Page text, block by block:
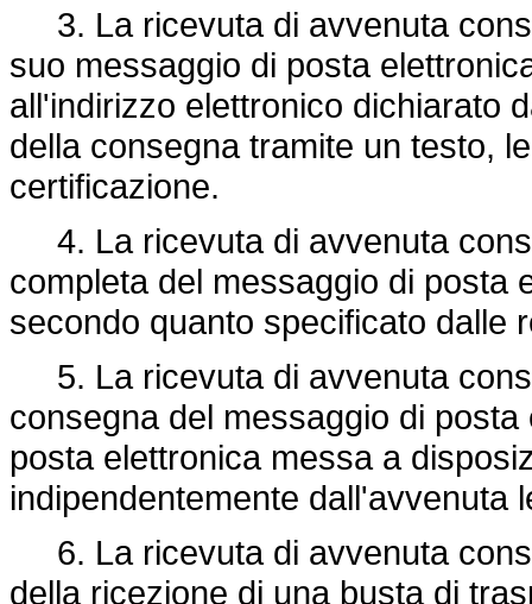
3. La ricevuta di avvenuta
suo messaggio di posta
all'indirizzo elettronico dichiarato
della consegna tramite un testo,
certificazione.
4. La ricevuta di avvenuta
completa del messaggio di posta
secondo quanto specificato dalle
5. La ricevuta di avvenuta
consegna del messaggio di
posta elettronica messa a
indipendentemente dall'avvenuta
6. La ricevuta di avvenuta
della ricezione di una busta di